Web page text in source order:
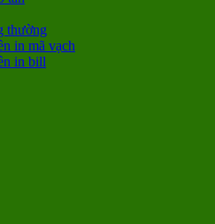
thường
in mã vạch
in bill